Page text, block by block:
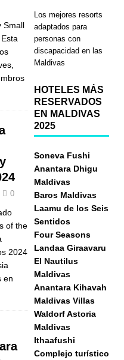
Small
0
of the
2024
en
Los mejores resorts
adaptados para
personas con
discapacidad en las
Maldivas
HOTELES MÁS
RESERVADOS
EN MALDIVAS
2025
Soneva Fushi
Anantara Dhigu
Maldivas
Baros Maldivas
Laamu de los Seis
Sentidos
Four Seasons
Landaa Giraavaru
El Nautilus
Maldivas
Anantara Kihavah
Maldivas Villas
Waldorf Astoria
Maldivas
Ithaafushi
Complejo turístico